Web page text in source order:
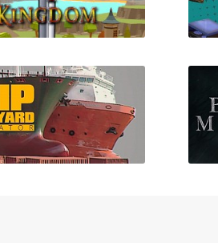
Ardennes